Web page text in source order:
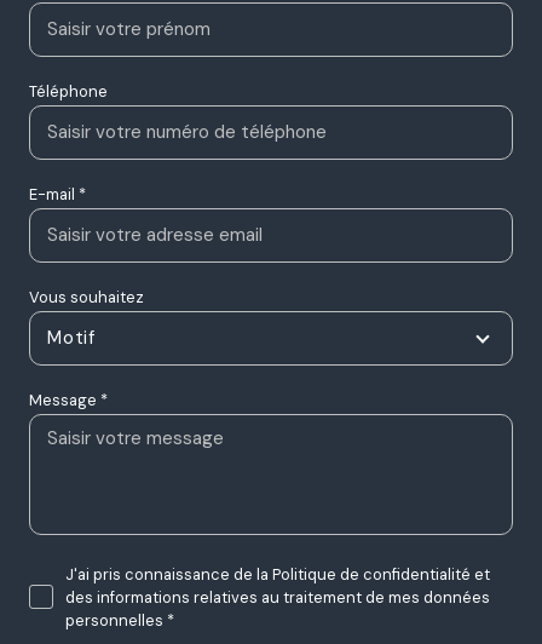
Téléphone
E-mail *
Vous souhaitez
Motif
Message *
J'ai pris connaissance de la Politique de confidentialité et
des informations relatives au traitement de mes données
personnelles *